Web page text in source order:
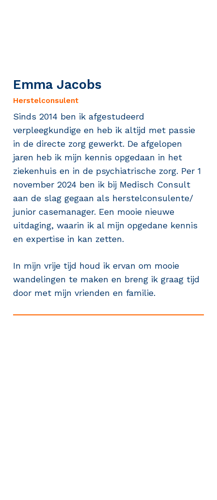
Emma Jacobs
Herstelconsulent
Sinds 2014 ben ik afgestudeerd
verpleegkundige en heb ik altijd met passie
in de directe zorg gewerkt. De afgelopen
jaren heb ik mijn kennis opgedaan in het
ziekenhuis en in de psychiatrische zorg. Per 1
november 2024 ben ik bij Medisch Consult
aan de slag gegaan als herstelconsulente/
junior casemanager. Een mooie nieuwe
uitdaging, waarin ik al mijn opgedane kennis
en expertise in kan zetten.
In mijn vrije tijd houd ik ervan om mooie
wandelingen te maken en breng ik graag tijd
door met mijn vrienden en familie.